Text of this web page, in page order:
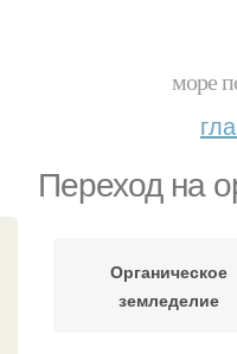
море
Переход на
Органическое
земледелие